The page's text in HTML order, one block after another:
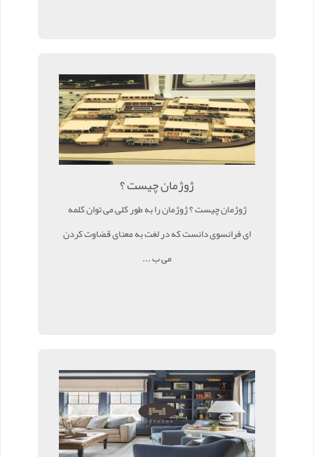
ژوژمان چیست ؟
ژوژمان چیست ؟ ژوژمان را به طور کلی می توان کلمه
ای فرانسوی دانست که در لغت به معنای قضاوت کردن
می ب ...